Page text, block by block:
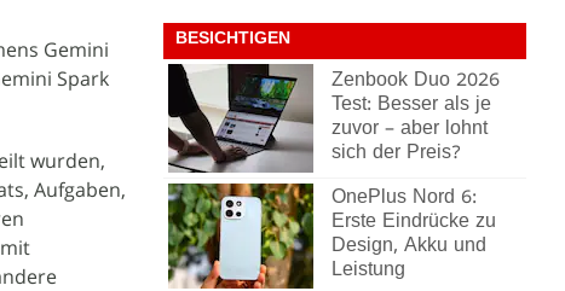
Gemini
Spark
wurden,
Aufgaben,
BESICHTIGEN
Zenbook Duo 2026
Test: Besser als je
zuvor – aber lohnt
sich der Preis?
OnePlus Nord 6:
Erste Eindrücke zu
Design, Akku und
Leistung